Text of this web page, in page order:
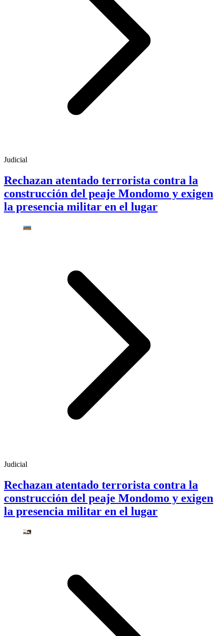
Judicial
Rechazan atentado terrorista contra la
construcción del peaje Mondomo y exigen
la presencia militar en el lugar
Judicial
Rechazan atentado terrorista contra la
construcción del peaje Mondomo y exigen
la presencia militar en el lugar